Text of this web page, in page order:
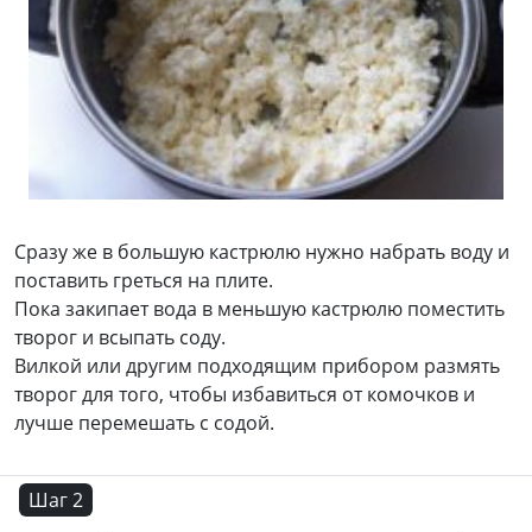
Сразу же в большую кастрюлю нужно набрать воду и
поставить греться на плите.
Пока закипает вода в меньшую кастрюлю поместить
творог и всыпать соду.
Вилкой или другим подходящим прибором размять
творог для того, чтобы избавиться от комочков и
лучше перемешать с содой.
Шаг 2